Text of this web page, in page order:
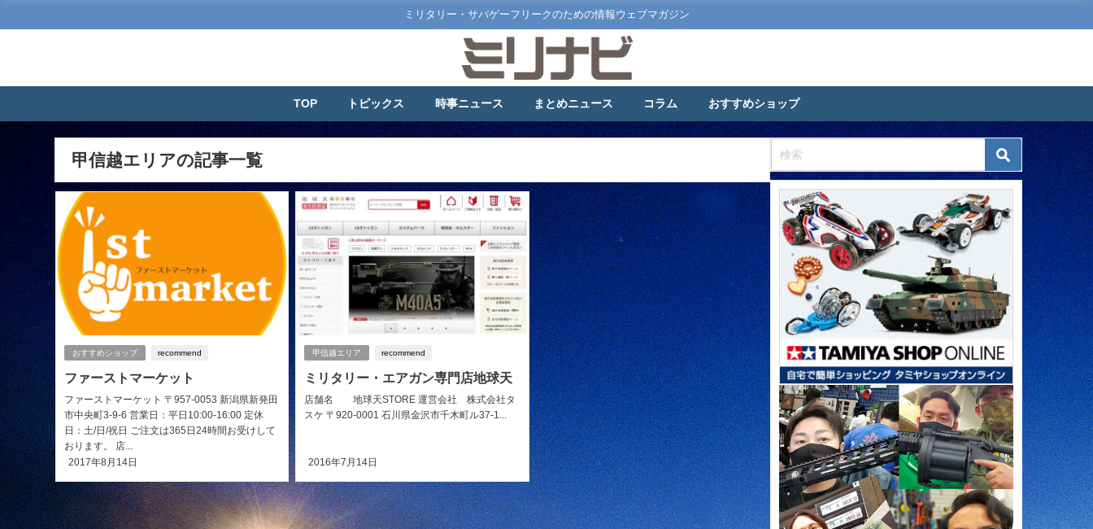
ミリタリー・サバゲーフリークのための情報ウェブマガジン
TOP トピックス 時事ニュース まとめニュース コラム おすすめショップ
甲信越エリアの記事一覧
おすすめショップ recommend
ファーストマーケット
ファーストマーケット 〒957-0053 新潟県新発田
市中央町3-9-6 営業日：平日10:00-16:00 定休
日：土/日/祝日 ご注文は365日24時間お受けして
おります。 店...
2017年8月14日
甲信越エリア recommend
ミリタリー・エアガン専門店地球天
店舗名 地球天STORE 運営会社 株式会社タ
スケ 〒920-0001 石川県金沢市千木町ル37-1...
2016年7月14日